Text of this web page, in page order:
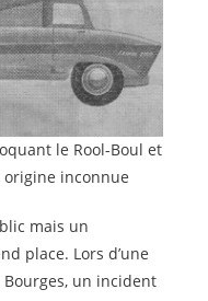
le Rool-Boul et
origine inconnue
mais un
place. Lors d’une
un incident